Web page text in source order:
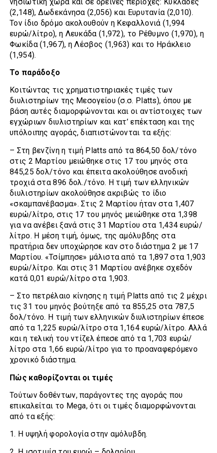
(2,148), Δωδεκάνησα (2,056) και Ευρυτανία (2,010).
Τον ίδιο δρόμο ακολουθούν η Κεφαλλονιά (1,994
ευρώ/λίτρο), η Λευκάδα (1,972), το Ρέθυμνο (1,970), η
Φωκίδα (1,967), η Λέσβος (1,963) και το Ηράκλειο
(1,954).
Το παράδοξο
Κοιτώντας τις χρηματιστηριακές τιμές των
διυλιστηρίων της Μεσογείου (σ.σ. Platts), όπου με
βάση αυτές διαμορφώνονται και οι αντίστοιχες των
εγχώριων διυλιστηρίων και κατ’ επέκταση και της
υπόλοιπης αγοράς, διαπιστώνονται τα εξής:
– Στη βενζίνη η τιμή Platts από τα 864,50 δολ/τόνο
στις 2 Μαρτίου μειώθηκε στις 17 του μηνός στα
845,25 δολ/τόνο και έπειτα ακολούθησε ανοδική
τροχιά στα 896 δολ./τόνο. Η τιμή των ελληνικών
διυλιστηρίων ακολούθησε ακριβώς το ίδιο
«σκαμπανέβασμα». Στις 2 Μαρτίου ήταν στα 1,407
ευρώ/λίτρο, στις 17 του μηνός μειώθηκε στα 1,398
για να ανέβει ξανά στις 31 Μαρτίου στα 1,434 ευρώ/
λίτρο. Η μέση τιμή, όμως, της αμόλυβδης στα
πρατήρια δεν υποχώρησε καν στο διάστημα 2 με 17
Μαρτίου. «Τσίμπησε» μάλιστα από τα 1,897 στα 1,903
ευρώ/λίτρο. Και στις 31 Μαρτίου ανέβηκε σχεδόν
κατά 0,01 ευρώ/λίτρο στα 1,903.
– Στο πετρέλαιο κίνησης η τιμή Platts από τις 2 μέχρι
τις 31 του μηνός βούτηξε από τα 855,25 στα 787,5
δολ/τόνο. Η τιμή των ελληνικών διυλιστηρίων έπεσε
από τα 1,225 ευρώ/λίτρο στα 1,164 ευρώ/λίτρο. Αλλά
και η τελική του ντίζελ έπεσε από τα 1,703 ευρώ/
λίτρο στα 1,66 ευρώ/λίτρο για το προαναφερόμενο
χρονικό διάστημα.
Πώς καθορίζονται οι τιμές
Τούτων δοθέντων, παράγοντες της αγοράς που
επικαλείται το Mega, ότι οι τιμές διαμορφώνονται
από τα εξής:
1. Η υψηλή φορολογία στην αμόλυβδη.